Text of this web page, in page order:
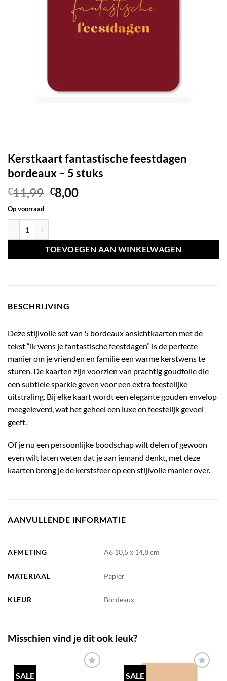
Kerstkaart fantastische feestdagen
bordeaux – 5 stuks
€11,99 Oorspronkelijke
prijs
€8,00Huidige
Op voorraad
TOEVOEGEN AAN WINKELWAGEN
BESCHRIJVING
Deze stijlvolle set van 5 bordeaux ansichtkaarten met de
tekst “ik wens je fantastische feestdagen” is de perfecte
manier om je vrienden en familie een warme kerstwens te
sturen. De kaarten zijn voorzien van prachtig goudfolie die
een subtiele sparkle geven voor een extra feestelijke
uitstraling. Bij elke kaart wordt een elegante gouden envelop
meegeleverd, wat het geheel een luxe en feestelijk gevoel
geeft.
Of je nu een persoonlijke boodschap wilt delen of gewoon
even wilt laten weten dat je aan iemand denkt, met deze
kaarten breng je de kerstsfeer op een stijlvolle manier over.
AANVULLENDE INFORMATIE
AFMETING A6 10,5 x 14,8 cm
MATERIAAL Papier
KLEUR Bordeaux
Misschien vind je dit ook leuk?
SALE SALE